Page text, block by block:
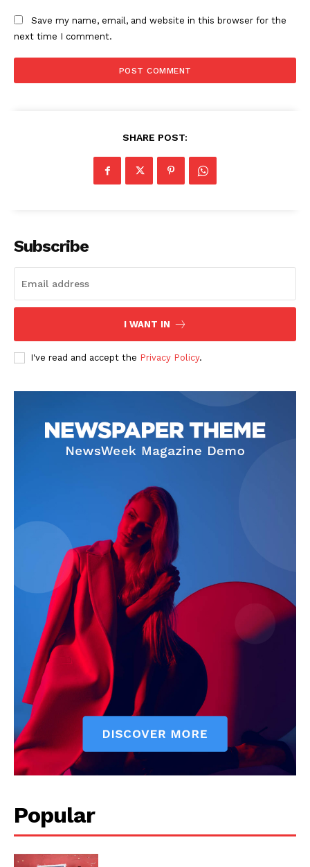
Save my name, email, and website in this browser for the
next time I comment.
SHARE POST:
Subscribe
I WANT IN
I've read and accept the Privacy Policy.
Popular